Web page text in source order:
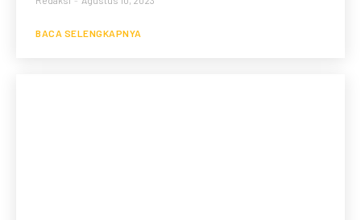
BACA SELENGKAPNYA